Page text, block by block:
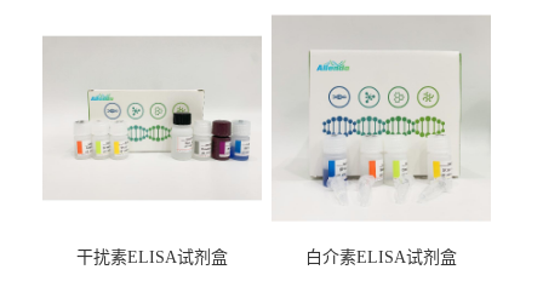
盒
干扰素ELISA试剂盒 白介素ELISA试剂盒